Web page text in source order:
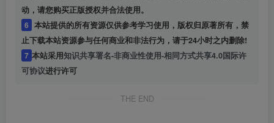
动，请您购买正版授权并合法使用。
6 本站提供的所有资源仅供参考学习使用，版权归原著所有，禁
止下载本站资源参与任何商业和非法行为，请于24小时之内删除!
7 本站采用知识共享署名-非商业性使用-相同方式共享4.0国际许
可协议进行许可
THE END